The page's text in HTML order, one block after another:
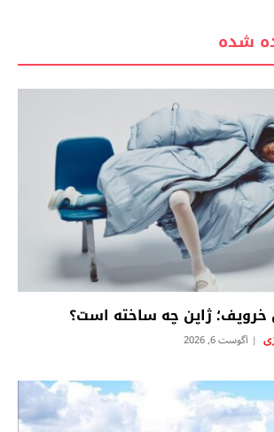
شده
خروپف؛ ژاپن چه ساخته است؟
آگوست 6, 2026